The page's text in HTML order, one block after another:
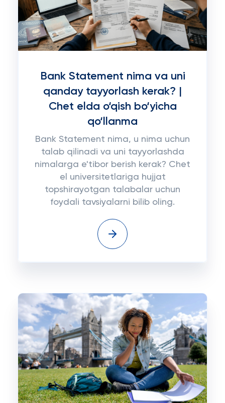
Bank Statement nima va uni
qanday tayyorlash kerak? |
Chet elda o‘qish bo‘yicha
qo‘llanma
Bank Statement nima, u nima uchun
talab qilinadi va uni tayyorlashda
nimalarga e'tibor berish kerak? Chet
el universitetlariga hujjat
topshirayotgan talabalar uchun
foydali tavsiyalarni bilib oling.